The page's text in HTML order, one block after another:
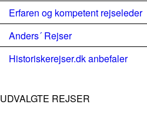
Erfaren og kompetent rejseleder
Anders´ Rejser
Historiskerejser.dk anbefaler
UDVALGTE REJSER